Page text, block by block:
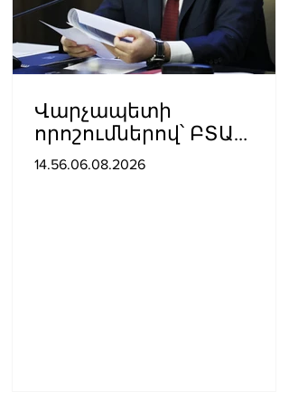
Վարչապետի
որոշումներով՝ ԲՏԱ
փոխնախարարն ու
14.56.06.08.2026